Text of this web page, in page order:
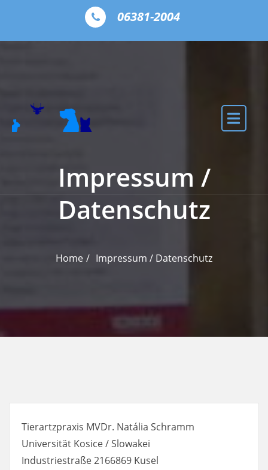
06381-2004
Impressum /
Datenschutz
Home Impressum / Datenschutz
Tierartzpraxis MVDr. Natália Schramm
Universität Kosice / Slowakei
Industriestraße 2166869 Kusel